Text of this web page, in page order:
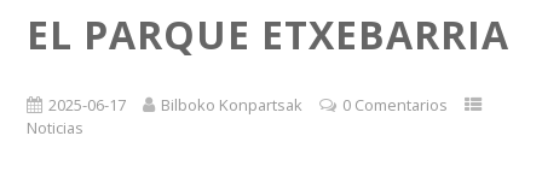
EL PARQUE ETXEBARRIA
2025-06-17 Bilboko Konpartsak
0 Comentarios
Noticias